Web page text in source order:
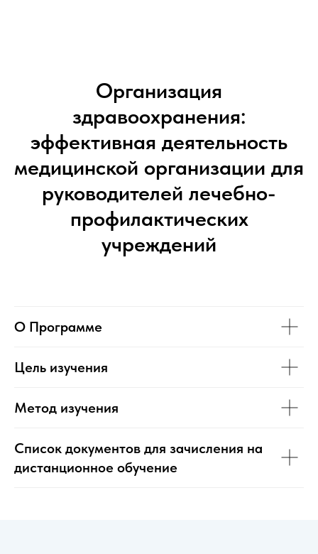
Организация
здравоохранения:
эффективная деятельность
медицинской организации для
руководителей лечебно-
профилактических
учреждений
О Программе
Цель изучения
Метод изучения
Список документов для зачисления на
дистанционное обучение